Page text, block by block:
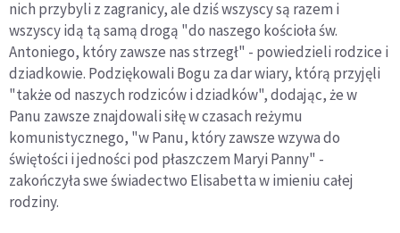
nich przybyli z zagranicy, ale dziś wszyscy są razem i
wszyscy idą tą samą drogą "do naszego kościoła św.
Antoniego, który zawsze nas strzegł" - powiedzieli rodzice i
dziadkowie. Podziękowali Bogu za dar wiary, którą przyjęli
"także od naszych rodziców i dziadków", dodając, że w
Panu zawsze znajdowali siłę w czasach reżymu
komunistycznego, "w Panu, który zawsze wzywa do
świętości i jedności pod płaszczem Maryi Panny" -
zakończyła swe świadectwo Elisabetta w imieniu całej
rodziny.